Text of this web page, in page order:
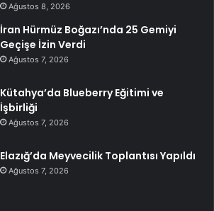
Ağustos 8, 2026
İran Hürmüz Boğazı’nda 25 Gemiyi
Geçişe İzin Verdi
Ağustos 7, 2026
Kütahya’da Blueberry Eğitimi ve
İşbirliği
Ağustos 7, 2026
Elazığ’da Meyvecilik Toplantısı Yapıldı
Ağustos 7, 2026